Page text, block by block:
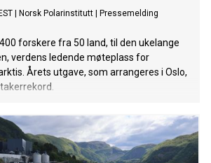
Norsk Polarinstitutt Pressemelding
forskere fra 50 land, til den ukelange
verdens ledende møteplass for
Årets utgave, som arrangeres i Oslo,